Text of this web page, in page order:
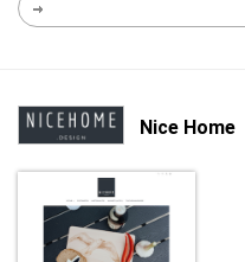
Nice Home